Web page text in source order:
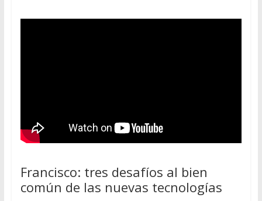
Francisco: tres desafíos al bien
común de las nuevas tecnologías